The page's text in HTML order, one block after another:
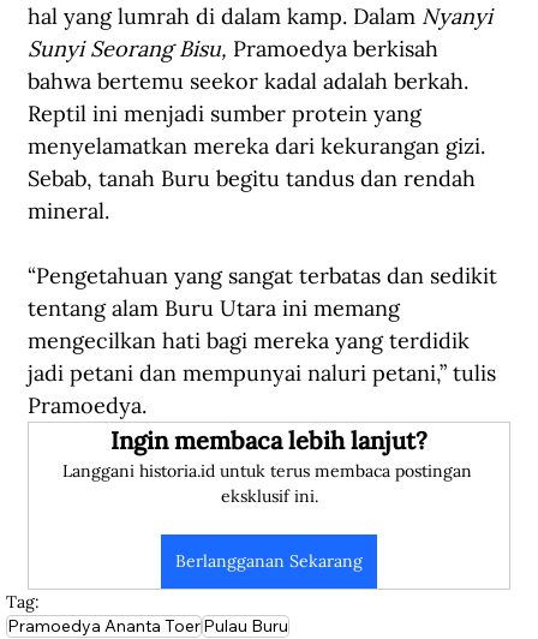
hal yang lumrah di dalam kamp. Dalam Nyanyi
Sunyi Seorang Bisu, Pramoedya berkisah
bahwa bertemu seekor kadal adalah berkah.
Reptil ini menjadi sumber protein yang
menyelamatkan mereka dari kekurangan gizi.
Sebab, tanah Buru begitu tandus dan rendah
mineral.
“Pengetahuan yang sangat terbatas dan sedikit
tentang alam Buru Utara ini memang
mengecilkan hati bagi mereka yang terdidik
jadi petani dan mempunyai naluri petani,” tulis
Pramoedya.
Ingin membaca lebih lanjut?
Langgani historia.id untuk terus membaca postingan
eksklusif ini.
Berlangganan Sekarang
Tag:
Pramoedya Ananta ToerPulau Buru